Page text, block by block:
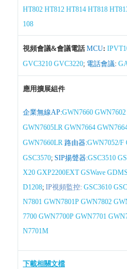
HT802 HT812 HT814 HT818
108
視頻會議&會議電話MCU:
GVC3210 GVC3220; 電話會議:
應用擴展組件
企業無線AP:GWN7660 GWN7602
GWN7605LR GWN7664
GWN7660LR 路由器:GWN7052/F
GSC3570; SIP揚聲器:GSC3510
X20 GXP2200EXT GSWave GDMS
D1208; IP視頻監控: GSC3610
N7801 GWN7801P GWN7802
7700 GWN7700P GWN7701
N7701M
下載相關文檔